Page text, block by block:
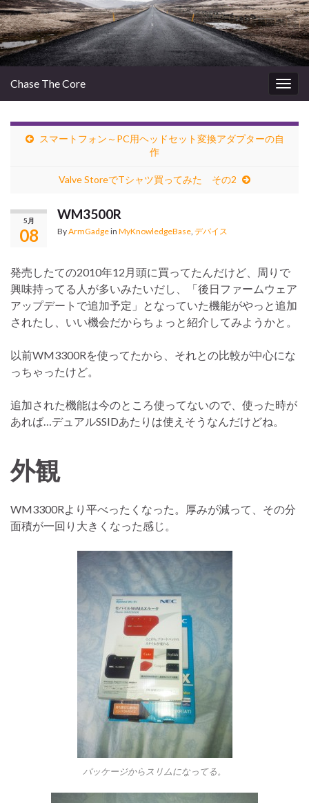
Chase The Core
スマートフォン～PC用ヘッドセット変換アダプターの自
作
Valve StoreでTシャツ買ってみた その2
5月
08
WM3500R
ByArmGadgein MyKnowledgeBase デバイス
発売したての2010年12月頭に買ってたんだけど、周りで
興味持ってる人が多いみたいだし、「後日ファームウェア
アップデートで追加予定」となっていた機能がやっと追加
されたし、いい機会だからちょっと紹介してみようかと。
以前WM3300Rを使ってたから、それとの比較が中心にな
っちゃったけど。
追加された機能は今のところ使ってないので、使った時が
あれば…デュアルSSIDあたりは使えそうなんだけどね。
外観
WM3300Rより平べったくなった。厚みが減って、その分
面積が一回り大きくなった感じ。
パッケージからスリムになってる。